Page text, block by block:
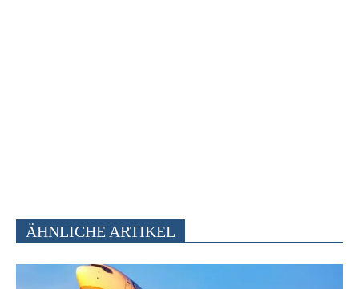
ÄHNLICHE ARTIKEL